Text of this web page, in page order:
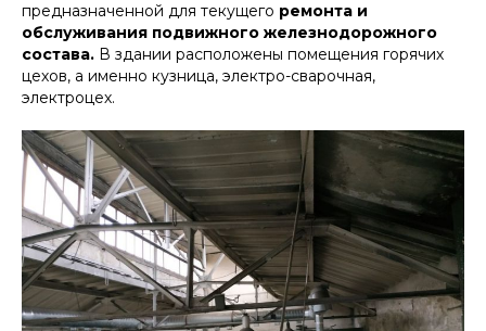
предназначенной для текущего ремонта и
обслуживания подвижного железнодорожного
состава. В здании расположены помещения горячих
цехов, а именно кузница, электро-сварочная,
электроцех.